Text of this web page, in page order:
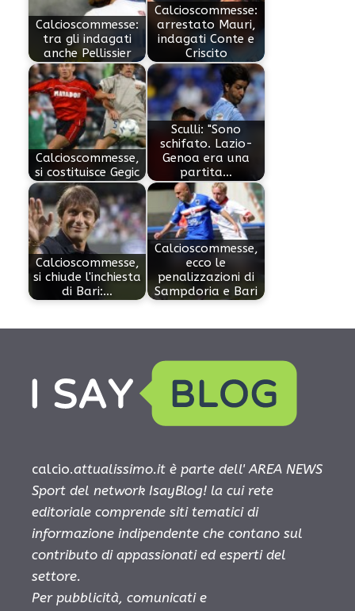
Calcioscommesse:
tra gli indagati
anche Pellissier
Calcioscommesse:
arrestato Mauri,
indagati Conte e
Criscito
Calcioscommesse,
si costituisce Gegic
Sculli: "Sono
schifato. Lazio-
Genoa era una
partita…
Calcioscommesse,
si chiude l'inchiesta
di Bari:…
Calcioscommesse,
ecco le
penalizzazioni di
Sampdoria e Bari
calcio.attualissimo.it è parte dell' AREA NEWS
Sport del network IsayBlog! la cui rete
editoriale comprende siti tematici di
informazione indipendente che contano sul
contributo di appassionati ed esperti del
settore.
Per pubblicità, comunicati e